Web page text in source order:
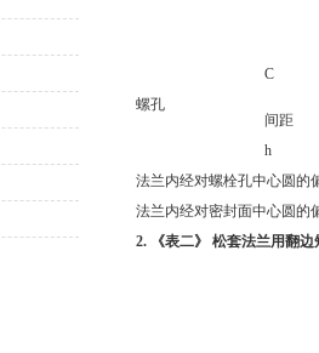
螺孔
C
间距
h
法兰内经对螺栓孔中心圆的
法兰内经对密封面中心圆的
2. 《表二》 松套法兰用翻边